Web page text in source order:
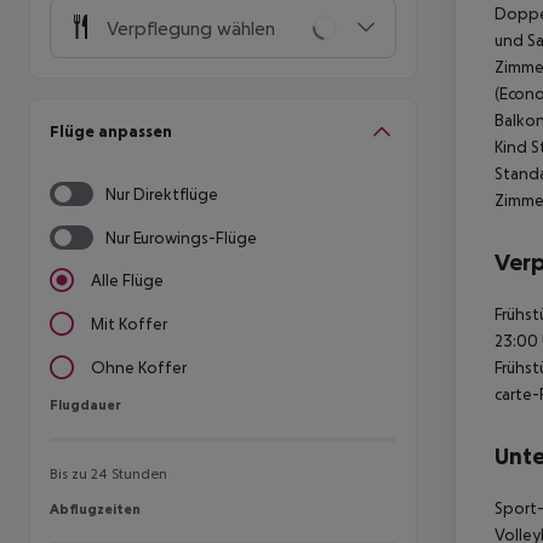
Verpflegung wählen
Flüge anpassen
Nur Direktflüge
Nur Eurowings-Flüge
Alle Flüge
Mit Koffer
Ohne Koffer
Flugdauer
Flugdauer
Bis zu 24 Stunden
Abflugzeiten
Abflugzeiten
und
Kind
23:00
carte-